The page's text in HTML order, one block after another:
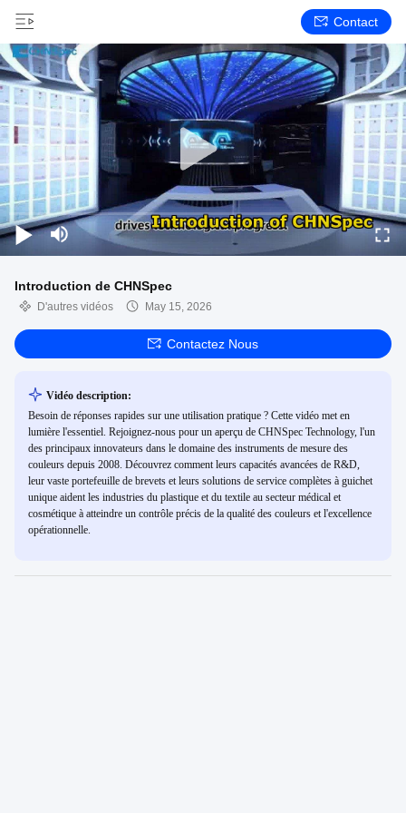
Contact
Introduction de CHNSpec
D'autres vidéos May 15, 2026
Contactez Nous
Vidéo description:
Besoin de réponses rapides sur une utilisation pratique ? Cette vidéo met en
lumière l'essentiel. Rejoignez-nous pour un aperçu de CHNSpec Technology, l'un
des principaux innovateurs dans le domaine des instruments de mesure des
couleurs depuis 2008. Découvrez comment leurs capacités avancées de R&D,
leur vaste portefeuille de brevets et leurs solutions de service complètes à guichet
unique aident les industries du plastique et du textile au secteur médical et
cosmétique à atteindre un contrôle précis de la qualité des couleurs et l'excellence
opérationnelle.